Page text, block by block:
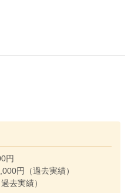
円
円（過去実績）
去実績）